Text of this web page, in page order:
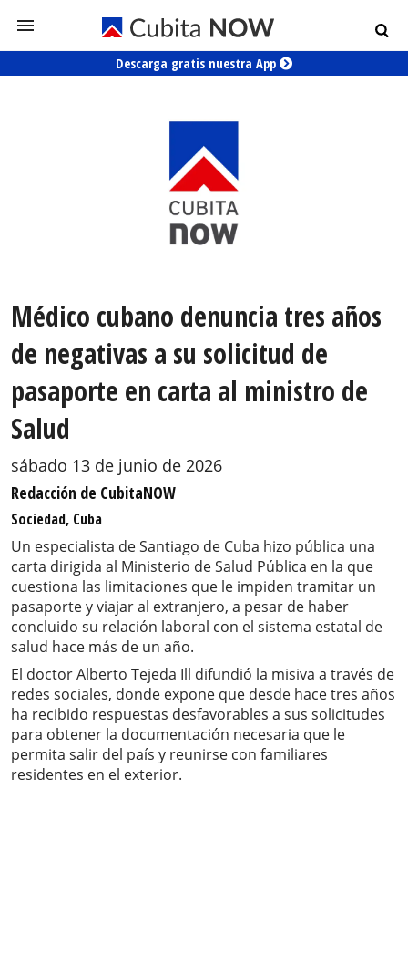
Descarga gratis nuestra App
Médico cubano denuncia tres años
de negativas a su solicitud de
pasaporte en carta al ministro de
Salud
sábado 13 de junio de 2026
Redacción de CubitaNOW
Sociedad, Cuba
Un especialista de Santiago de Cuba hizo pública una
carta dirigida al Ministerio de Salud Pública en la que
cuestiona las limitaciones que le impiden tramitar un
pasaporte y viajar al extranjero, a pesar de haber
concluido su relación laboral con el sistema estatal de
salud hace más de un año.
El doctor Alberto Tejeda Ill difundió la misiva a través de
redes sociales, donde expone que desde hace tres años
ha recibido respuestas desfavorables a sus solicitudes
para obtener la documentación necesaria que le
permita salir del país y reunirse con familiares
residentes en el exterior.